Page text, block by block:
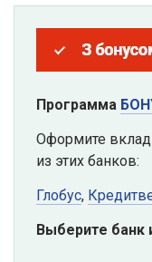
Программа
Оформите
из этих банков:
Глобус,
Выберите банк